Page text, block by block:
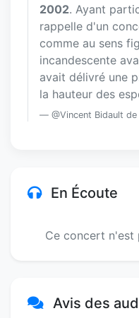
2002. Ayant
rappelle d'un
comme au sens
incandescente
avait délivré une
la hauteur des
@Vincent Bidault
En Écoute
Ce concert n'est
Avis des